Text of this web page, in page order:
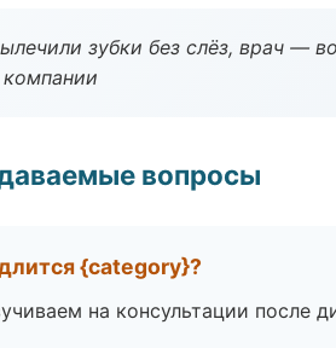
зубки без слёз, врач —
вопросы
{category}?
на консультации после